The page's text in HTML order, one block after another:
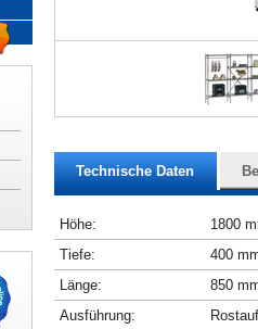
Technische Daten
Höhe:
1800
Tiefe:
400
Länge:
850
Ausführung: